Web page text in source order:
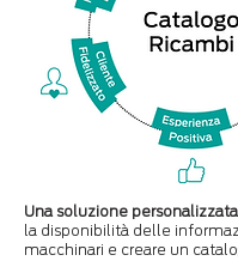
Una soluzione personalizzata
la disponibilità delle
macchinari e creare un